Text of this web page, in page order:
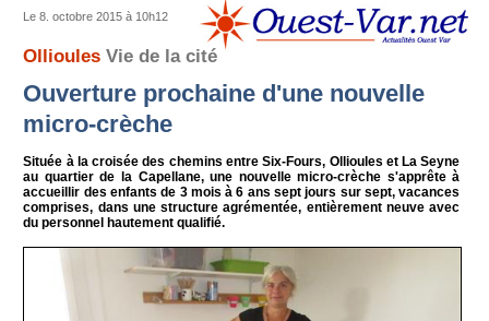
Le 8. octobre 2015 à 10h12
OllioulesVie de la cité
Ouverture prochaine d'une nouvelle
micro-crèche
Située à la croisée des chemins entre Six-Fours, Ollioules et La Seyne
au quartier de la Capellane, une nouvelle micro-crèche s'apprête à
accueillir des enfants de 3 mois à 6 ans sept jours sur sept, vacances
comprises, dans une structure agrémentée, entièrement neuve avec
du personnel hautement qualifié.